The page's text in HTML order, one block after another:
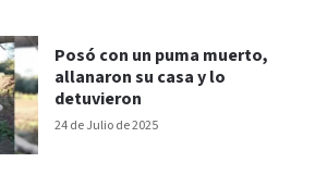
24 de Julio de 2025
Posó con un puma muerto,
allanaron su casa y lo
detuvieron